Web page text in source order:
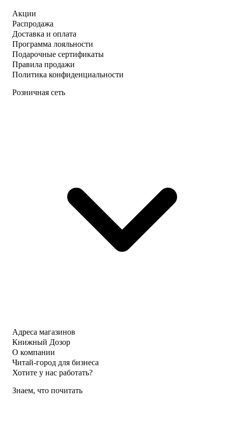
Акции
Распродажа
Доставка и оплата
Программа лояльности
Подарочные сертификаты
Правила продажи
Политика конфиденциальности
Розничная сеть
Адреса магазинов
Книжный Дозор
О компании
Читай-город для бизнеса
Хотите у нас работать?
Знаем, что почитать